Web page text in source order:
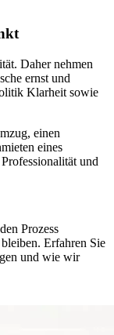
Daher nehmen
ernst und
Klarheit sowie
einen
eines
und
Prozess
Erfahren Sie
und wie wir